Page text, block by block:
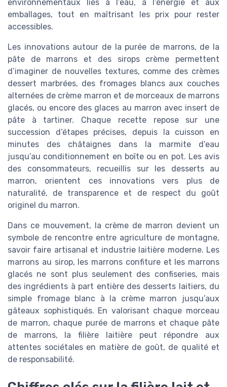
environnementaux liés à l’eau, à l’énergie et aux
emballages, tout en maîtrisant les prix pour rester
accessibles.
Les innovations autour de la purée de marrons, de la
pâte de marrons et des sirops crème permettent
d’imaginer de nouvelles textures, comme des crèmes
dessert marbrées, des fromages blancs aux couches
alternées de crème marron et de morceaux de marrons
glacés, ou encore des glaces au marron avec insert de
pâte à tartiner. Chaque recette repose sur une
succession d’étapes précises, depuis la cuisson en
minutes des châtaignes dans la marmite d’eau
jusqu’au conditionnement en boîte ou en pot. Les avis
des consommateurs, recueillis sur les desserts au
marron, orientent ces innovations vers plus de
naturalité, de transparence et de respect du goût
originel du marron.
Dans ce mouvement, la crème de marron devient un
symbole de rencontre entre agriculture de montagne,
savoir faire artisanal et industrie laitière moderne. Les
marrons au sirop, les marrons confiture et les marrons
glacés ne sont plus seulement des confiseries, mais
des ingrédients à part entière des desserts laitiers, du
simple fromage blanc à la crème marron jusqu’aux
gâteaux sophistiqués. En valorisant chaque morceau
de marron, chaque purée de marrons et chaque pâte
de marrons, la filière laitière peut répondre aux
attentes sociétales en matière de goût, de qualité et
de responsabilité.